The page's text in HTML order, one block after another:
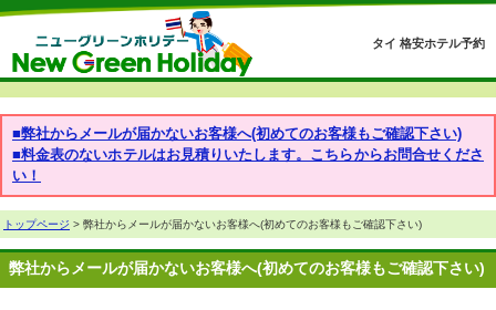
タイ 格安ホテル予約
■弊社からメールが届かないお客様へ(初めてのお客様もご確認下さい)
■料金表のないホテルはお見積りいたします。こちらからお問合せくださ
い！
トップページ > 弊社からメールが届かないお客様へ(初めてのお客様もご確認下さい)
弊社からメールが届かないお客様へ(初めてのお客様もご確認下さい)